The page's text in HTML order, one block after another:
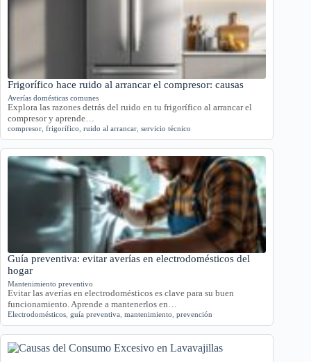
Frigorífico hace ruido al arrancar el compresor: causas
Averías domésticas comunes
Explora las razones detrás del ruido en tu frigorífico al arrancar el
compresor y aprende…
compresor frigorífico ruido al arrancar servicio técnico
Guía preventiva: evitar averías en electrodomésticos del
hogar
Mantenimiento preventivo
Evitar las averías en electrodomésticos es clave para su buen
funcionamiento. Aprende a mantenerlos en…
Electrodomésticos guía preventiva mantenimiento prevención